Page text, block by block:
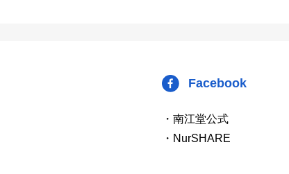
Facebook
・南江堂公式
・NurSHARE